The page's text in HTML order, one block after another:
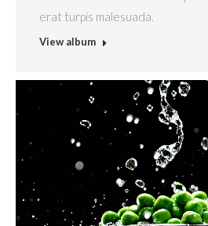
erat turpis malesuada.
View album